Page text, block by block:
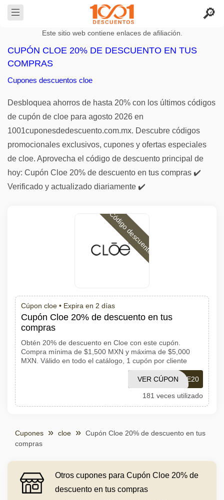
Este sitio web contiene enlaces de afiliación.
CUPÓN CLOE 20% DE DESCUENTO EN TUS
COMPRAS
Cupones descuentos cloe
Desbloquea ahorros de hasta 20% con los últimos códigos
de cupón de cloe para agosto 2026 en
1001cuponesdedescuento.com.mx. Descubre códigos
promocionales exclusivos, cupones y ofertas especiales
de cloe. Aprovecha el código de descuento principal de
hoy: Cupón Cloe 20% de descuento en tus compras ✔️
Verificado y actualizado diariamente ✔️
Código descuento
Cúpon cloe • Expira en 2 días
Cupón Cloe 20% de descuento en tus
compras
Obtén 20% de descuento en Cloe con este cupón.
Compra mínima de $1,500 MXN y máxima de $5,000
MXN. Válido en todo el catálogo, 1 cupón por cliente
MODACLOE20
VER CÚPON
181 veces utilizado
Cupones cloe
Cupón Cloe 20% de descuento en tus
compras
Otros cupones para Cupón Cloe 20% de
descuento en tus compras